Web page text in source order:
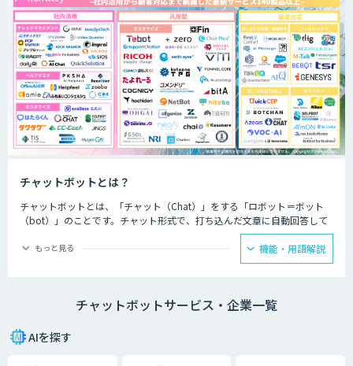
チャットボットとは？
チャットボットとは、「チャット（Chat）」をする「ロボット＝ボット
（bot）」のことです。チャット形式で、打ち込んだ文章に自動回答して
チャットボットは、大きく分けると「AI型」と「シナリオ型」という2つ
・AI型チャットボットの特徴
「機械学習型」といわれる仕組みを採用したチャットボットで、文章全体
の意味を理解した上で回答を返すことができるという特徴を持っていま
もっと見る 機能・用語解説
チャットボットサービス・企業一覧
AIを探す